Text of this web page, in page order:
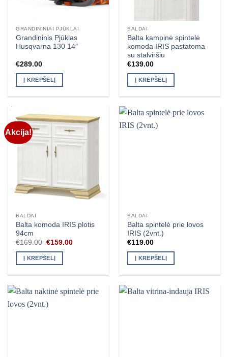
GRANDININIAI PJŪKLAI
Grandininis Pjūklas
Husqvarna 130 14″
€289.00
Į KREPŠELĮ
BALDAI
Balta kampinė spintelė
komoda IRIS pastatoma
su stalviršiu
€139.00
Į KREPŠELĮ
Akcija!
BALDAI
Balta komoda IRIS plotis
94cm
€169.00 Original
was:
€169.00.
€159.00Current
Į KREPŠELĮ
BALDAI
Balta spintelė prie lovos
IRIS (2vnt.)
€119.00
Į KREPŠELĮ